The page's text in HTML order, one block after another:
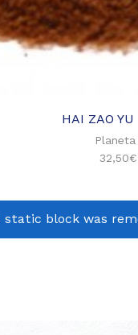
HAI ZAO
Planeta
32,50€
static block was